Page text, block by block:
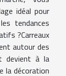
idéal pour
tendances
?Carreaux
autour des
devient à la
la décoration